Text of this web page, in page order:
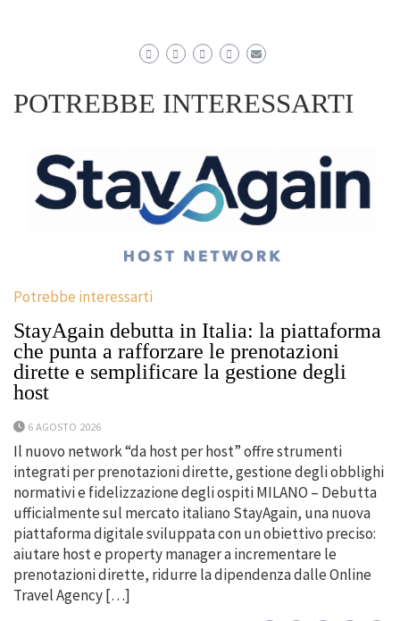
POTREBBE INTERESSARTI
Potrebbe interessarti
StayAgain debutta in Italia: la piattaforma
che punta a rafforzare le prenotazioni
dirette e semplificare la gestione degli
host
6 AGOSTO 2026
Il nuovo network “da host per host” offre strumenti
integrati per prenotazioni dirette, gestione degli obblighi
normativi e fidelizzazione degli ospiti MILANO – Debutta
ufficialmente sul mercato italiano StayAgain, una nuova
piattaforma digitale sviluppata con un obiettivo preciso:
aiutare host e property manager a incrementare le
prenotazioni dirette, ridurre la dipendenza dalle Online
Travel Agency […]